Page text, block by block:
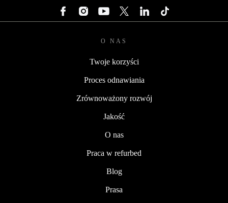
O NAS
Twoje korzyści
Proces odnawiania
Zrównoważony rozwój
Jakość
O nas
Praca w refurbed
Blog
Prasa